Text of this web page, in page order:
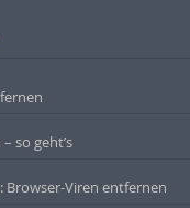
so geht’s
Browser-Viren entfernen